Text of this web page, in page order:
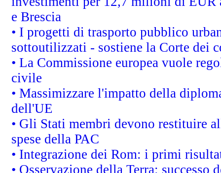
e Brescia
• I progetti di trasporto pubblico
sottoutilizzati - sostiene la Corte dei
• La Commissione europea vuole
civile
• Massimizzare l'impatto della
dell'UE
• Gli Stati membri devono restituire
spese della PAC
• Integrazione dei Rom: i primi
• Osservazione della Terra: